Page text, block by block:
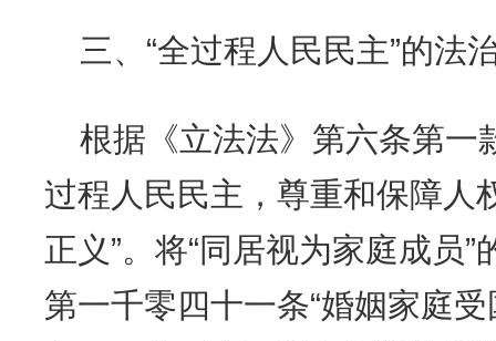
三、“全过程人民民主”的法
根据《立法法》第六条第一
过程人民民主，尊重和保障人
正义”。将“同居视为家庭成员
第一千零四十一条“婚姻家庭